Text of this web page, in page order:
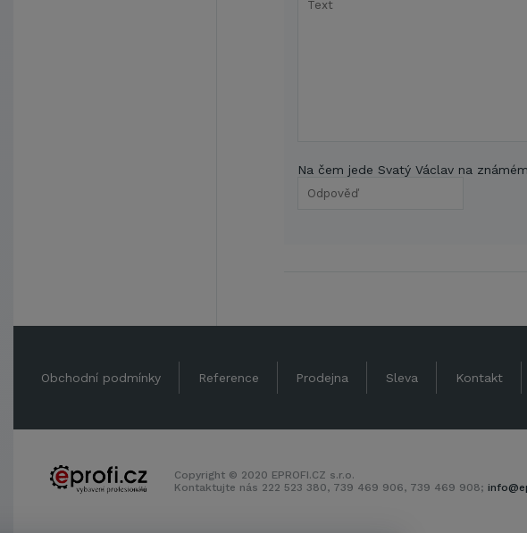
Na čem jede Svatý Václav na
Obchodní podmínky Reference Prodejna Sleva Kontakt
Copyright © 2020 EPROFI.CZ s.r.o.
Kontaktujte nás 222 523 380, 739 469 906, 739 469 908;